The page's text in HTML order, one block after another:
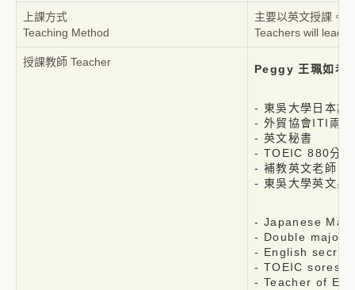
上課方式
Teaching Method
主要以英文授課。
Teachers will lead
授課教師 Teacher
Peggy 王珮如老
- 東吳⼤學⽇本語
- 外貿協會ITI兩
- 英⽂秘書
- TOEIC 880分
- 補教英⽂老師
- 東吳大學英文桌
- Japanese
- Double major
- English
- TOEIC sores
- Teacher of